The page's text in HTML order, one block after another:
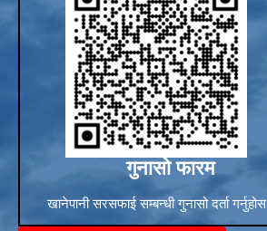
गुनासो फारम
खानेपानी सरसफाई सम्बन्धी गुनासो दर्ता गर्नुहोस